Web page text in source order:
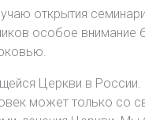
открытия
особое внимание
Церкви в России.
может только со